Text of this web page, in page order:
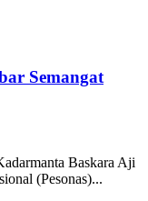
Semangat
Baskara Aji
(Pesonas)...